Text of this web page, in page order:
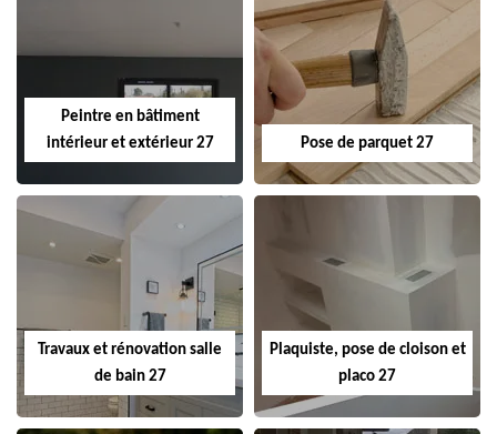
Peintre en bâtiment
intérieur et extérieur 27
Pose de parquet 27
Travaux et rénovation salle
de bain 27
Plaquiste, pose de cloison et
placo 27